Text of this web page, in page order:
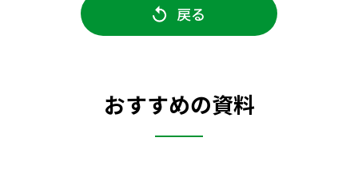
戻る
おすすめの資料